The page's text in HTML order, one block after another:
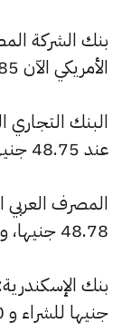
بنك الشركة
الأمريكي الآن 48.85 جنيها للشراء و 48.95 للبيع.
البنك التجاري
عند 48.75 جنيها، وللبيع عند 48.85 جنيها.
المصرف العربي
48.78 جنيها، وللبيع 48.88 جنيها.
جنيها للشراء و 48.90 للبيع.